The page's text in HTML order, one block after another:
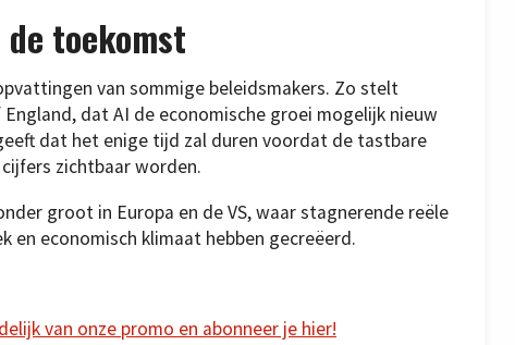
toekomst
van sommige beleidsmakers. Zo stelt
dat AI de economische groei mogelijk nieuw
dat het enige tijd zal duren voordat de tastbare
zichtbaar worden.
groot in Europa en de VS, waar stagnerende reële
economisch klimaat hebben gecreëerd.
van onze promo en abonneer je hier!